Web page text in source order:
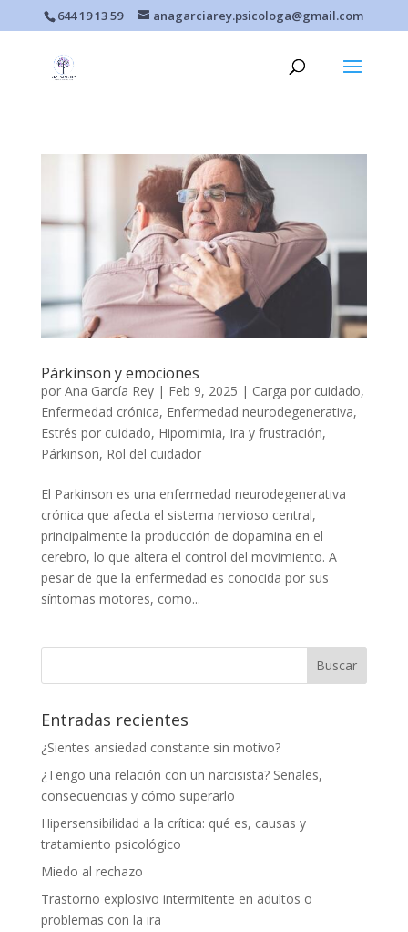
644 19 13 59 anagarciarey.psicologa@gmail.com
Párkinson y emociones
por Ana García Rey| Feb 9, 2025 | Carga por cuidado,
Enfermedad crónica, Enfermedad neurodegenerativa,
Estrés por cuidado, Hipomimia, Ira y frustración,
Párkinson, Rol del cuidador
El Parkinson es una enfermedad neurodegenerativa
crónica que afecta el sistema nervioso central,
principalmente la producción de dopamina en el
cerebro, lo que altera el control del movimiento. A
pesar de que la enfermedad es conocida por sus
síntomas motores, como...
Entradas recientes
¿Sientes ansiedad constante sin motivo?
¿Tengo una relación con un narcisista? Señales,
consecuencias y cómo superarlo
Hipersensibilidad a la crítica: qué es, causas y
tratamiento psicológico
Miedo al rechazo
Trastorno explosivo intermitente en adultos o
problemas con la ira